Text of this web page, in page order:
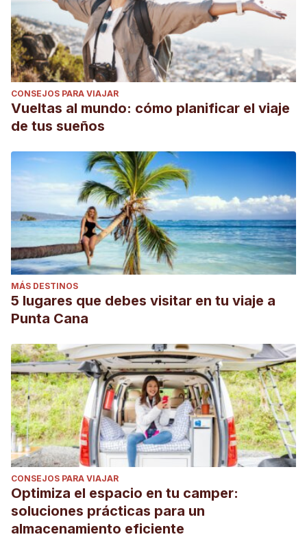
CONSEJOS PARA VIAJAR
Vueltas al mundo: cómo planificar el viaje
de tus sueños
MÁS DESTINOS
5 lugares que debes visitar en tu viaje a
Punta Cana
CONSEJOS PARA VIAJAR
Optimiza el espacio en tu camper:
soluciones prácticas para un
almacenamiento eficiente